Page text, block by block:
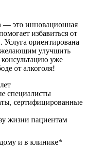
— это инновационная
избавиться от
Услуга ориентирована
желающим улучшить
уже
от алкоголя!
специалисты
сертифицированные
жизни пациентам
и в клинике*